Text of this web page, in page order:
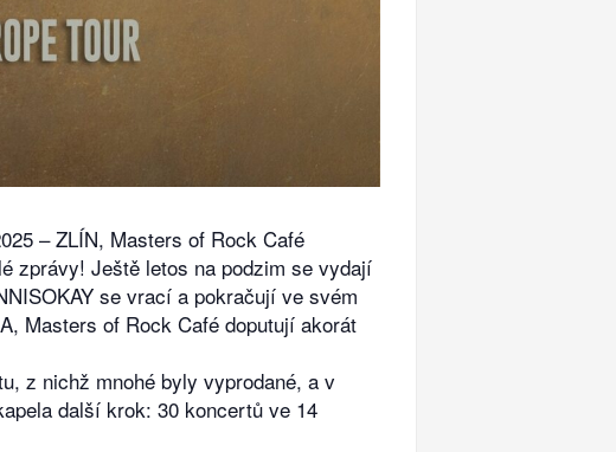
– ZLÍN, Masters of Rock Café
zprávy! Ještě letos na podzim se vydají
se vrací a pokračují ve svém
Masters of Rock Café doputují akorát
z nichž mnohé byly vyprodané, a v
další krok: 30 koncertů ve 14